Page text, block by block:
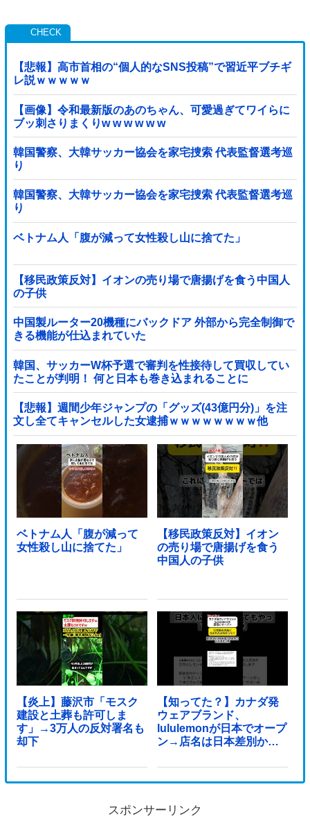
【悲報】高市首相の“個人的なSNS投稿”で習近平ブチギ
レ説ｗｗｗｗｗ
【画像】令和最新版のあのちゃん、可愛過ぎてワイらに
ブッ刺さりまくりw w w w w w
韓国警察、大韓サッカー協会を家宅捜索 代表監督選考巡
り
韓国警察、大韓サッカー協会を家宅捜索 代表監督選考巡
り
ベトナム人「腹が減って女性殺し山に捨てた」
【移民政策反対】イオンの売り場で唐揚げを食う中国人
の子供
中国製ルーター20機種にバックドア 外部から完全制御で
きる機能が仕込まれていた
韓国、サッカーW杯予選で審判を性接待して買収してい
たことが判明！ 何と日本も巻き込まれることに
【悲報】週間少年ジャンプの「グッズ(43億円分)」を注
文し全てキャンセルした女逮捕ｗｗｗｗｗｗｗｗ他
ベトナム人「腹が減って
女性殺し山に捨てた」
【移民政策反対】イオン
の売り場で唐揚げを食う
中国人の子供
【炎上】藤沢市「モスク
建設と土葬も許可しま
す」→3万人の反対署名も
却下
【知ってた？】カナダ発
ウェアブランド、
lululemonが日本でオープ
ン→店名は日本差別から
スポンサーリンク